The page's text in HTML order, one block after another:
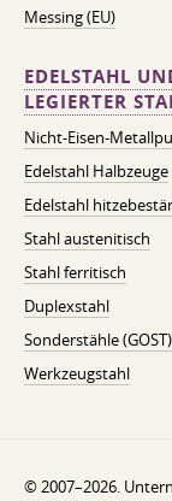
Messing (EU)
EDELSTAHL
LEGIERTER
Nicht-Eisen-
Edelstahl Halbzeuge
Edelstahl
Stahl austenitisch
Stahl ferritisch
Duplexstahl
Sonderstähle (GOST)
Werkzeugstahl
© 2007–2026.